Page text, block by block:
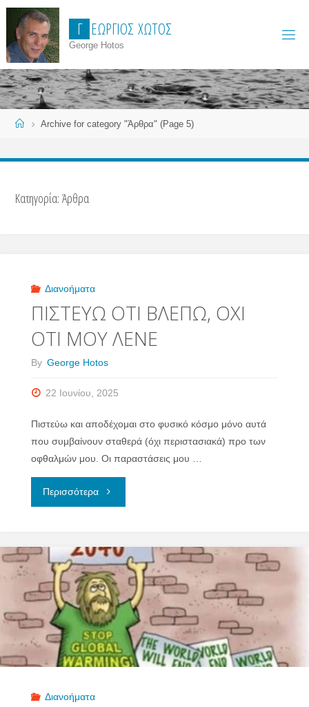
Skip
content
Γ ΕΏΡΓΙΟΣ ΧΏΤΟΣ
George Hotos
HomeArchive for category "Άρθρα" (Page 5)
Κατηγορία:Άρθρα
Διανοήματα
ΠΙΣΤΕΥΩ ΟΤΙ ΒΛΕΠΩ, ΟΧΙ
ΟΤΙ ΜΟΥ ΛΕΝΕ
By George Hotos
22 Ιουνίου, 2025
Πιστεύω και αποδέχομαι στο φυσικό κόσμο μόνο αυτά
που συμβαίνουν σταθερά (όχι περιστασιακά) προ των
οφθαλμών μου. Οι παραστάσεις μου …
Περισσότερα"ΠΙΣΤΕΥΩ
ΒΛΕΠΩ,
ΟΧΙ
ΟΤΙ
ΜΟΥ
ΛΕΝΕ"
Διανοήματα